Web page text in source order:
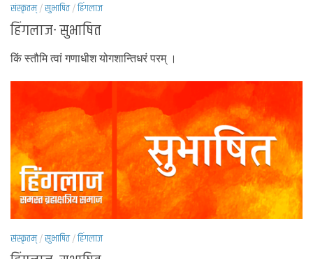
संस्कृतम्/सुभाषित/हिंगलाज
हिंगलाज- सुभाषित
किं स्तौमि त्वां गणाधीश योगशान्तिधरं परम् ।
संस्कृतम्/सुभाषित/हिंगलाज